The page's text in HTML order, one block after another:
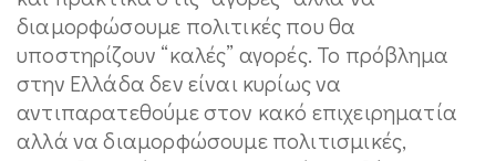
διαμορφώσουμε πολιτικές που θα
υποστηρίζουν “καλές” αγορές. Το πρόβλημα
στην Ελλάδα δεν είναι κυρίως να
αντιπαρατεθούμε στον κακό επιχειρηματία
αλλά να διαμορφώσουμε πολιτισμικές,